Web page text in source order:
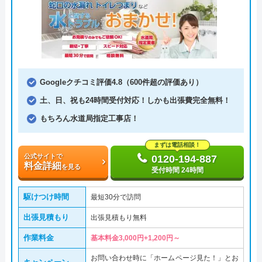
Googleクチコミ評価4.8（600件超の評価あり）
土、日、祝も24時間受付対応！しかも出張費完全無料！
もちろん水道局指定工事店！
公式サイトで
料金詳細を見る
まずは電話相談！
0120-194-887
受付時間 24時間
駆けつけ時間 最短30分で訪問
出張見積もり 出張見積もり無料
作業料金 基本料金3,000円+1,200円～
お問い合わせ時に「ホームページ見た！」とお